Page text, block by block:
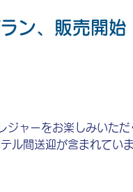
ン、販売開始
ジャーをお楽しみいた
ル間送迎が含まれてい